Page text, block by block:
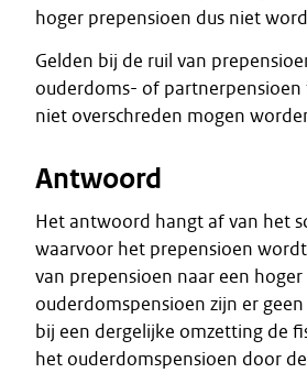
hoger prepensioen dus niet
Gelden bij de ruil van
ouderdoms- of partnerpensioen
niet overschreden mogen
Antwoord
Het antwoord hangt af van het
waarvoor het prepensioen wordt
van prepensioen naar een hoger
ouderdomspensioen zijn er
bij een dergelijke omzetting de
het ouderdomspensioen door